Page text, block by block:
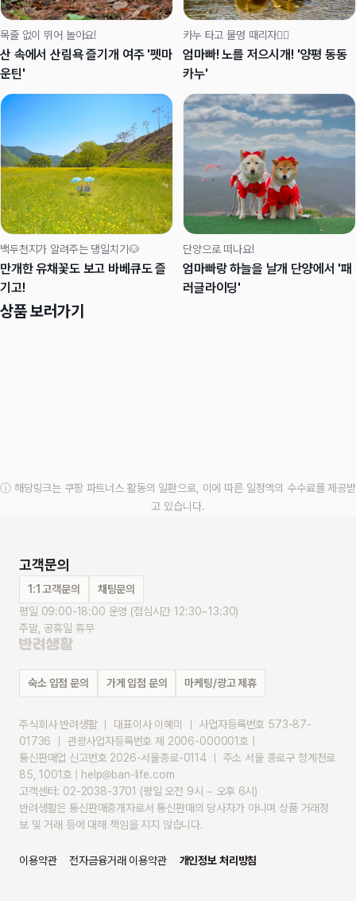
목줄 없이 뛰어 놀아요!
산 속에서 산림욕 즐기개 여주 '펫마
운틴'
카누 타고 물멍 때리자🚣‍♀️
엄마빠! 노를 저으시개! '양평 동동
카누'
백두천지가 알려주는 댕일치기🐶
만개한 유채꽃도 보고 바베큐도 즐
기고!
단양으로 떠나요!
엄마빠랑 하늘을 날개 단양에서 '패
러글라이딩'
상품 보러가기
ⓘ 해당링크는 쿠팡 파트너스 활동의 일환으로, 이에 따른 일정액의 수수료를 제공받
고 있습니다.
고객문의
1:1 고객문의
채팅문의
평일 09:00-18:00 운영 (점심시간 12:30~13:30)
주말, 공휴일 휴무
숙소 입점 문의 가게 입점 문의 마케팅/광고 제휴
주식회사 반려생활 ｜ 대표이사 이혜미 ｜ 사업자등록번호 573-87-
01736 ｜ 관광사업자등록번호 제 2006-000001호 |
통신판매업 신고번호 2026-서울종로-0114 ｜ 주소 서울 종로구 청계천로
85, 1001호 | help@ban-life.com
고객센터: 02-2038-3701 (평일 오전 9시 ~ 오후 6시)
반려생활은 통신판매중개자로서 통신판매의 당사자가 아니며 상품 거래정
보 및 거래 등에 대해 책임을 지지 않습니다.
이용약관 전자금융거래 이용약관 개인정보 처리방침